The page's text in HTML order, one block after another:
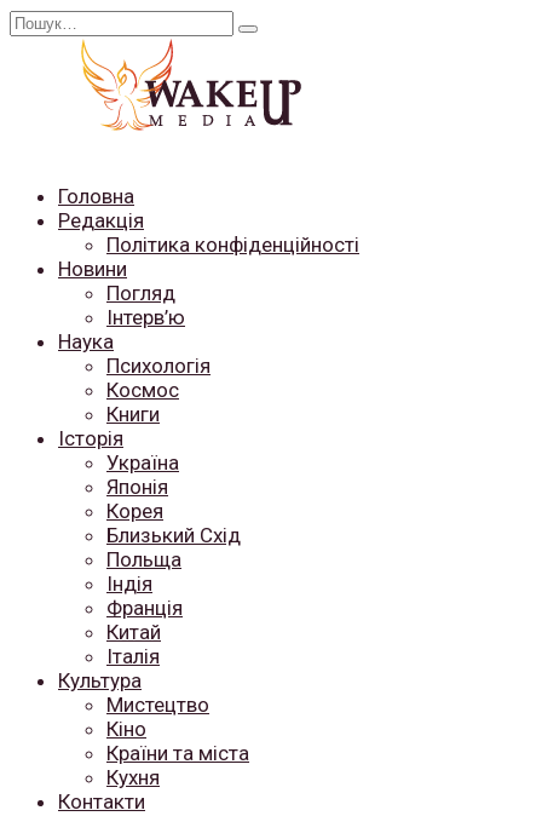
Перейти
Search
Головна
Редакція
Політика конфіденційності
Новини
Погляд
Інтерв’ю
Наука
Психологія
Космос
Книги
Історія
Україна
Японія
Корея
Близький Схід
Польща
Індія
Франція
Китай
Італія
Культура
Мистецтво
Кіно
Країни та міста
Кухня
Контакти